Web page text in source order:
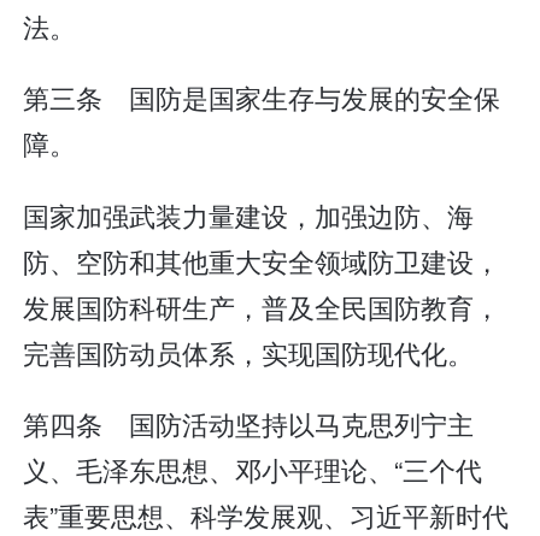
法。
第三条 国防是国家生存与发展的安全保
障。
国家加强武装力量建设，加强边防、海
防、空防和其他重大安全领域防卫建设，
发展国防科研生产，普及全民国防教育，
完善国防动员体系，实现国防现代化。
第四条 国防活动坚持以马克思列宁主
义、毛泽东思想、邓小平理论、“三个代
表”重要思想、科学发展观、习近平新时代